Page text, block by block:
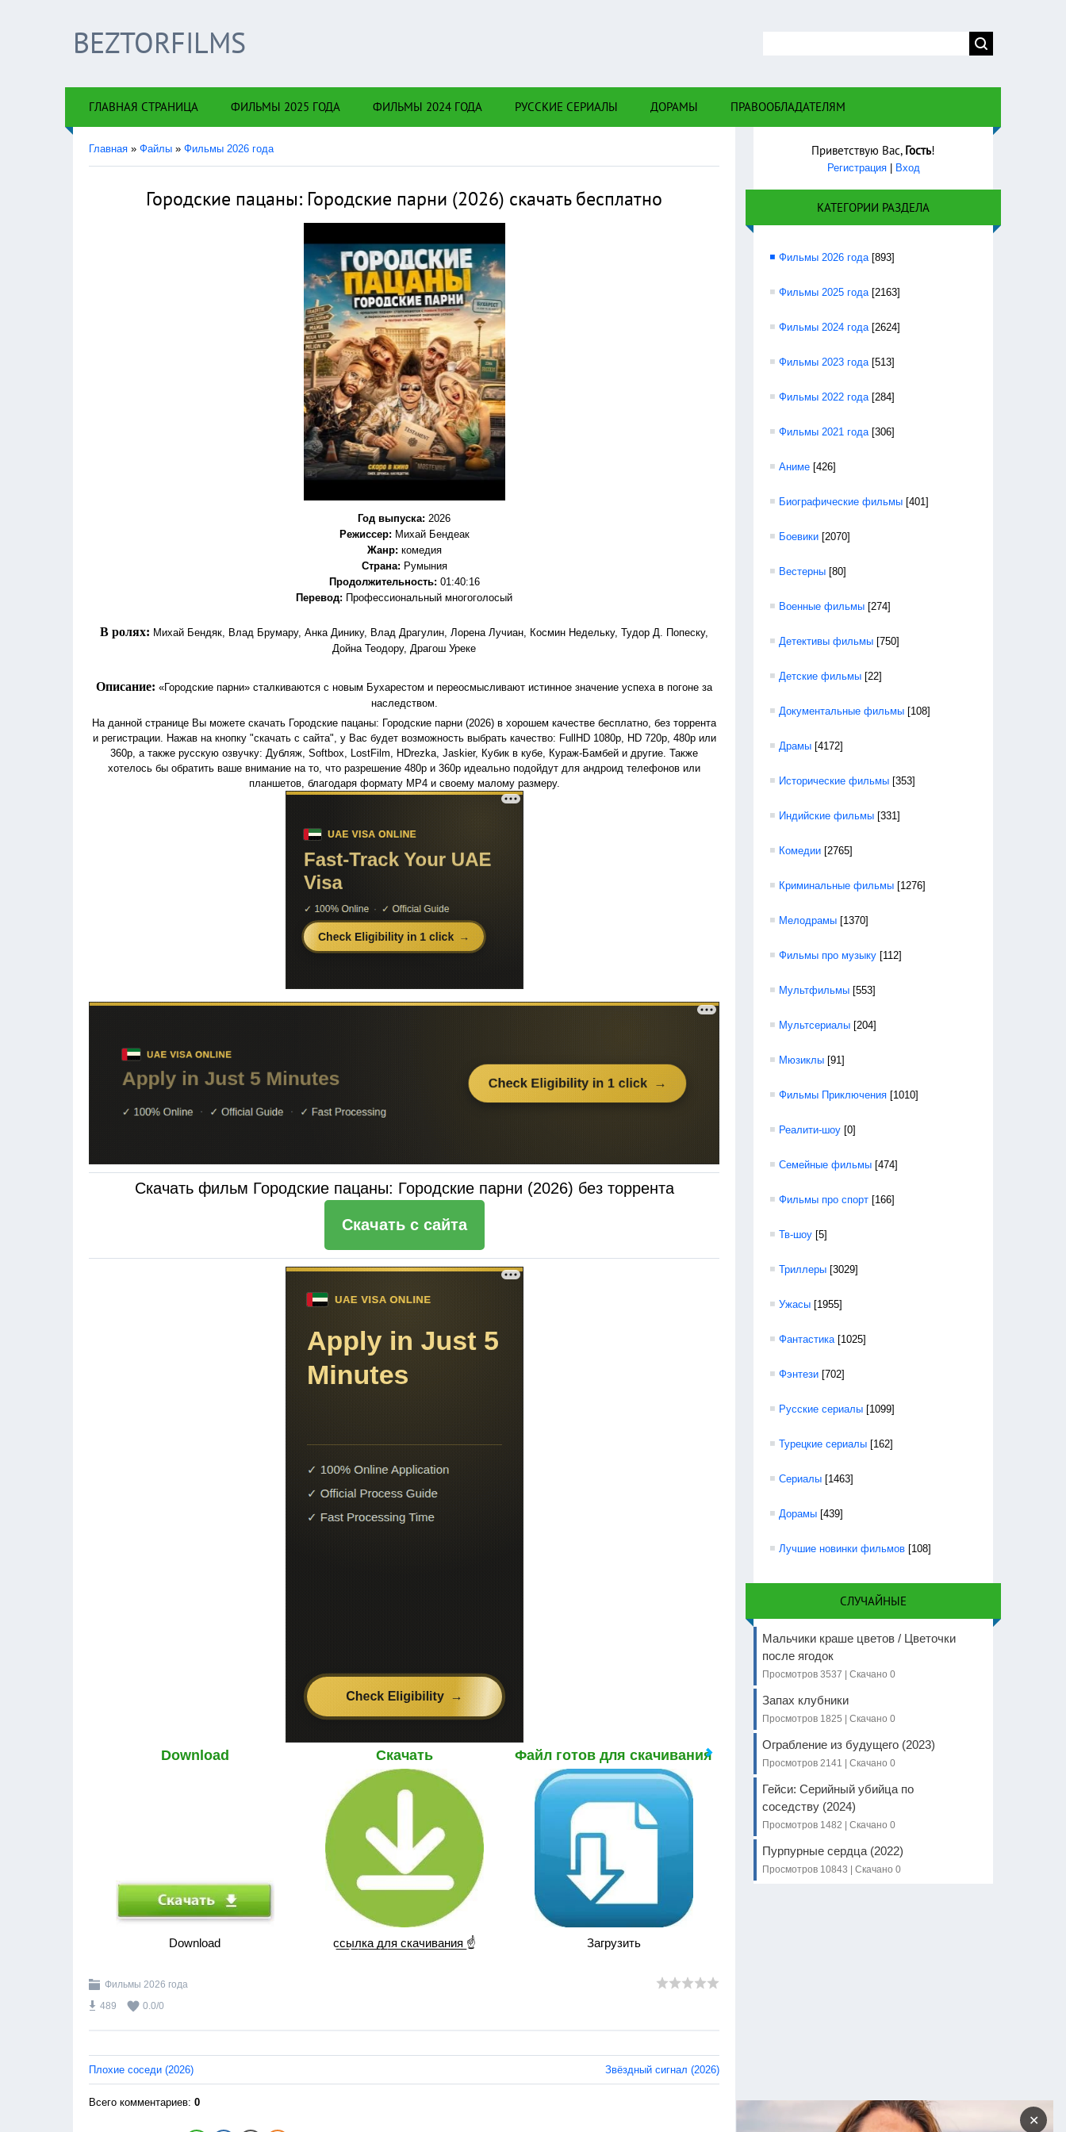
BEZTORFILMS
ГЛАВНАЯ СТРАНИЦА ФИЛЬМЫ 2025 ГОДА ФИЛЬМЫ 2024 ГОДА РУССКИЕ СЕРИАЛЫ ДОРАМЫ ПРАВООБЛАДАТЕЛЯМ
Главная » Файлы » Фильмы 2026 года
Городские пацаны: Городские парни (2026) скачать бесплатно
Год выпуска: 2026
Режиссер: Михай Бендеак
Жанр: комедия
Страна: Румыния
Продолжительность: 01:40:16
Перевод: Профессиональный многоголосый
В ролях: Михай Бендяк, Влад Брумару, Анка Динику, Влад Драгулин, Лорена Лучиан, Космин Недельку, Тудор Д. Попеску,
Дойна Теодору, Драгош Уреке
Описание: «Городские парни» сталкиваются с новым Бухарестом и переосмысливают истинное значение успеха в погоне за
наследством.
На данной странице Вы можете скачать Городские пацаны: Городские парни (2026) в хорошем качестве бесплатно, без торрента
и регистрации. Нажав на кнопку "скачать с сайта", у Вас будет возможность выбрать качество: FullHD 1080p, HD 720p, 480p или
360p, а также русскую озвучку: Дубляж, Softbox, LostFilm, HDrezka, Jaskier, Кубик в кубе, Кураж-Бамбей и другие. Также
хотелось бы обратить ваше внимание на то, что разрешение 480p и 360p идеально подойдут для андроид телефонов или
планшетов, благодаря формату MP4 и своему малому размеру.
Скачать фильм Городские пацаны: Городские парни (2026) без торрента
Нажмите на в плеере
!!!Если Вы с телефона сперва нажмите на троеточие в правом
Скачать c сайта
Download
Download
Скачать
с̲с̲ы̲л̲к̲а̲ ̲д̲л̲я̲ ̲с̲к̲а̲ч̲и̲в̲а̲н̲и̲я̲ ☝
Файл готов для скачивания
Загрузить
Фильмы 2026 года
489
0.0/0
Плохие соседи (2026) Звёздный сигнал (2026)
Всего комментариев: 0
Приветствую Вас, Гость!
Регистрация| Вход
КАТЕГОРИИ РАЗДЕЛА
Фильмы 2026 года [893]
Фильмы 2025 года [2163]
Фильмы 2024 года [2624]
Фильмы 2023 года [513]
Фильмы 2022 года [284]
Фильмы 2021 года [306]
Аниме [426]
Биографические фильмы [401]
Боевики [2070]
Вестерны [80]
Военные фильмы [274]
Детективы фильмы [750]
Детские фильмы [22]
Документальные фильмы [108]
Драмы [4172]
Исторические фильмы [353]
Индийские фильмы [331]
Комедии [2765]
Криминальные фильмы [1276]
Мелодрамы [1370]
Фильмы про музыку [112]
Мультфильмы [553]
Мультсериалы [204]
Мюзиклы [91]
Фильмы Приключения [1010]
Реалити-шоу [0]
Семейные фильмы [474]
Фильмы про спорт [166]
Тв-шоу [5]
Триллеры [3029]
Ужасы [1955]
Фантастика [1025]
Фэнтези [702]
Русские сериалы [1099]
Турецкие сериалы [162]
Сериалы [1463]
Дорамы [439]
Лучшие новинки фильмов [108]
СЛУЧАЙНЫЕ
Мальчики краше цветов / Цветочки
после ягодок
Просмотров 3537 | Скачано 0
Запах клубники
Просмотров 1825 | Скачано 0
Ограбление из будущего (2023)
Просмотров 2141 | Скачано 0
Гейси: Серийный убийца по
соседству (2024)
Просмотров 1482 | Скачано 0
Пурпурные сердца (2022)
Просмотров 10843 | Скачано 0
✕